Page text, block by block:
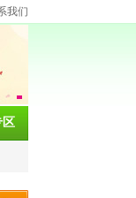
我们
区